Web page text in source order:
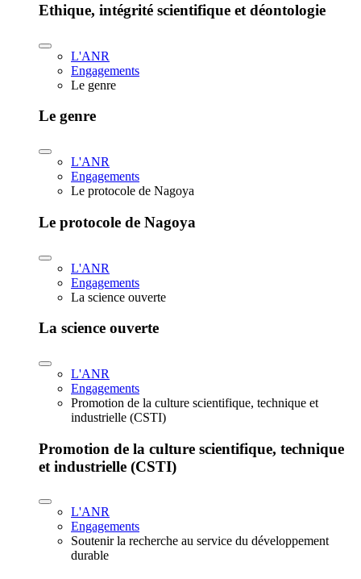
Ethique, intégrité scientifique et déontologie
L'ANR
Engagements
Le genre
Le genre
L'ANR
Engagements
Le protocole de Nagoya
Le protocole de Nagoya
L'ANR
Engagements
La science ouverte
La science ouverte
L'ANR
Engagements
Promotion de la culture scientifique, technique et
industrielle (CSTI)
Promotion de la culture scientifique, technique
et industrielle (CSTI)
L'ANR
Engagements
Soutenir la recherche au service du développement
durable